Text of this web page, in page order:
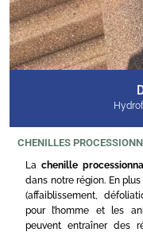
CHENILLES
Lachenille
dans notre région. En
(affaiblissement,
pour l’homme et les
peuvent entraîner des